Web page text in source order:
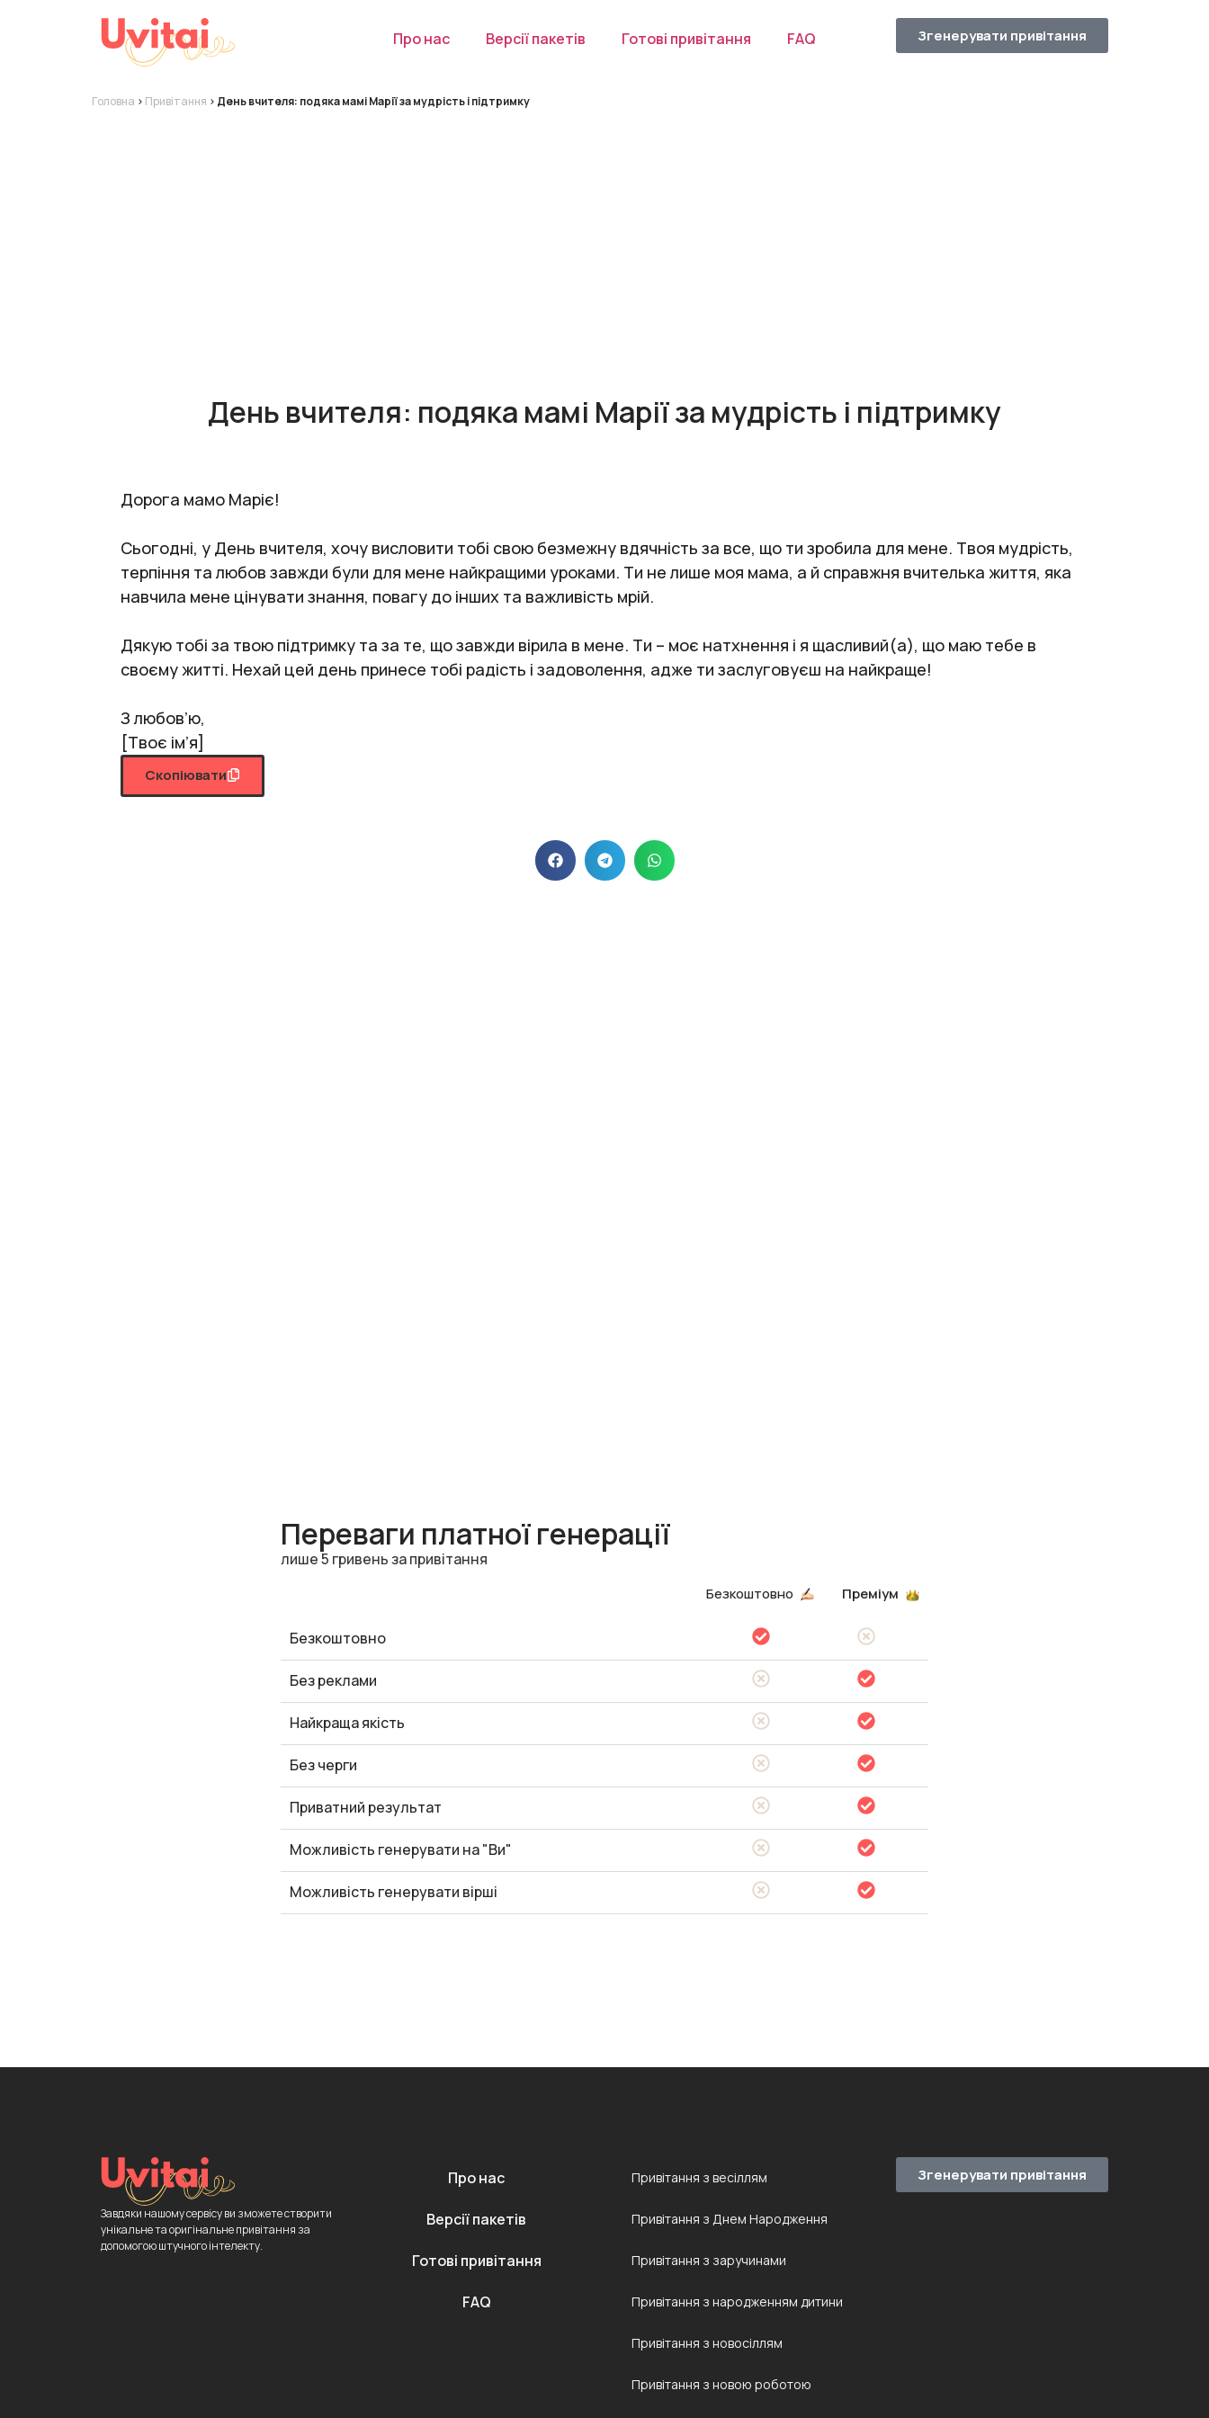
Про нас Версії пакетів Готові привітання FAQ Згенерувати привітання
Головна > Привітання > День вчителя: подяка мамі Марії за мудрість і підтримку
День вчителя: подяка мамі Марії за мудрість і підтримку
Дорога мамо Маріє!
Сьогодні, у День вчителя, хочу висловити тобі свою безмежну вдячність за все, що ти зробила для мене. Твоя мудрість,
терпіння та любов завжди були для мене найкращими уроками. Ти не лише моя мама, а й справжня вчителька життя, яка
навчила мене цінувати знання, повагу до інших та важливість мрій.
Дякую тобі за твою підтримку та за те, що завжди вірила в мене. Ти – моє натхнення і я щасливий(а), що маю тебе в
своєму житті. Нехай цей день принесе тобі радість і задоволення, адже ти заслуговуєш на найкраще!
З любов’ю,
[Твоє ім’я]
Скопіювати
Переваги платної генерації
лише 5 гривень за привітання
Безкоштовно Преміум
Безкоштовно
Без реклами
Найкраща якість
Без черги
Приватний результат
Можливість генерувати на "Ви"
Можливість генерувати вірші
Завдяки нашому сервісу ви зможете створити
унікальне та оригінальне привітання за
допомогою штучного інтелекту.
Про нас
Версії пакетів
Готові привітання
FAQ
Привітання з весіллям
Привітання з Днем Народження
Привітання з заручинами
Привітання з народженням дитини
Привітання з новосіллям
Привітання з новою роботою
Згенерувати привітання